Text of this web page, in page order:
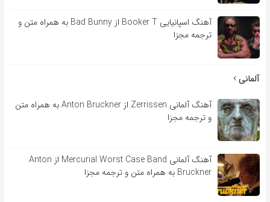
آهنگ اسپانیایی Booker T از Bad Bunny به همراه متن و
ترجمه مجزا
آلمانی
آهنگ آلمانی Zerrissen از Anton Bruckner به همراه متن
و ترجمه مجزا
آهنگ آلمانی Mercurial Worst Case Band از Anton
Bruckner به همراه متن و ترجمه مجزا